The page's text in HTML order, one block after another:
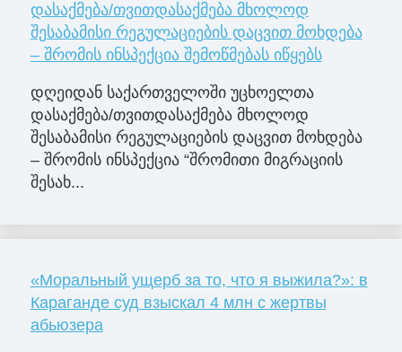
დასაქმება/თვითდასაქმება მხოლოდ
შესაბამისი რეგულაციების დაცვით მოხდება
– შრომის ინსპექცია შემოწმებას იწყებს
დღეიდან საქართველოში უცხოელთა
დასაქმება/თვითდასაქმება მხოლოდ
შესაბამისი რეგულაციების დაცვით მოხდება
– შრომის ინსპექცია “შრომითი მიგრაციის
შესახ...
«Моральный ущерб за то, что я выжила?»: в
Караганде суд взыскал 4 млн с жертвы
абьюзера